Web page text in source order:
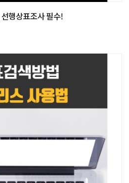
행상표조사 필수!